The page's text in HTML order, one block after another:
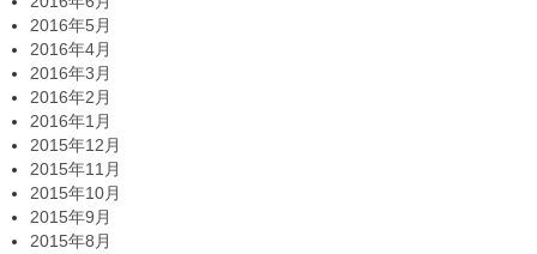
2016年5月
2016年4月
2016年3月
2016年2月
2016年1月
2015年12月
2015年11月
2015年10月
2015年9月
2015年8月